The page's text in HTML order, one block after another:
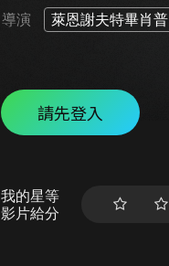
導演 萊恩謝夫特畢肖普
請先登入
我的星等
影片給分